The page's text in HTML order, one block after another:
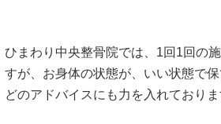
ひまわり中央整骨院では、1回1回の
すが、お身体の状態が、いい状態で
どのアドバイスにも力を入れておりま